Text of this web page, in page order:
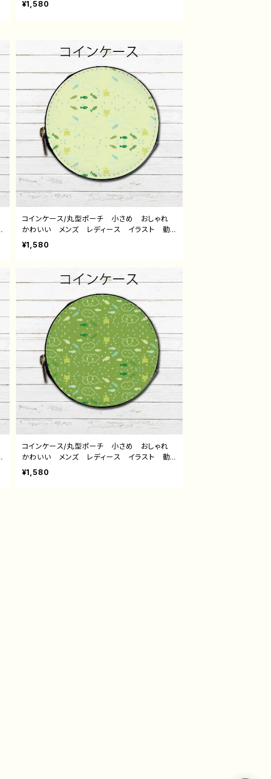
物入れ ミニポーチ メイクポーチ おすす
ズ タイトル：Smile Painting 作：水無月りい
¥1,580
コインケース/丸型ポーチ 小さめ おしゃれ
かわいい メンズ レディース イラスト 動
物 シンプル 魚 ねこ 猫 ゆるかわ ゆる
い 可愛い 小物入れ ミニポーチ メイクポ
ター クリエイター 絵師 オリジナル デザ
イン グッズ タイトル：パターンデザイン6・ね
こくもさかな 作：水無月りい
¥1,580
コインケース/丸型ポーチ 小さめ おしゃれ
かわいい メンズ レディース イラスト 動
物 シンプル 魚 ねこ 猫 ゆるかわ ゆる
い 可愛い 小物入れ ミニポーチ メイクポ
¥1,580